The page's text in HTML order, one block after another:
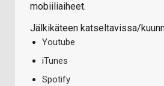
mobiiliaiheet.
Jälkikäteen katseltavissa/
Youtube
iTunes
Spotify